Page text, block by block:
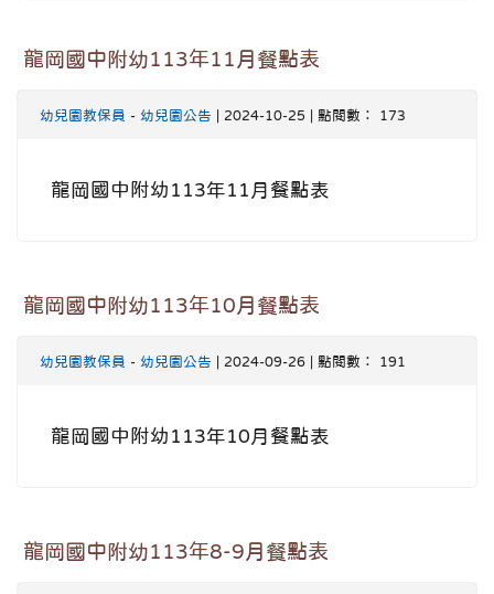
龍岡國中附幼113年11月餐點表
幼兒園教保員 - 幼兒園公告 | 2024-10-25 | 點閱數： 173
龍岡國中附幼113年11月餐點表
龍岡國中附幼113年10月餐點表
幼兒園教保員 - 幼兒園公告 | 2024-09-26 | 點閱數： 191
龍岡國中附幼113年10月餐點表
龍岡國中附幼113年8-9月餐點表